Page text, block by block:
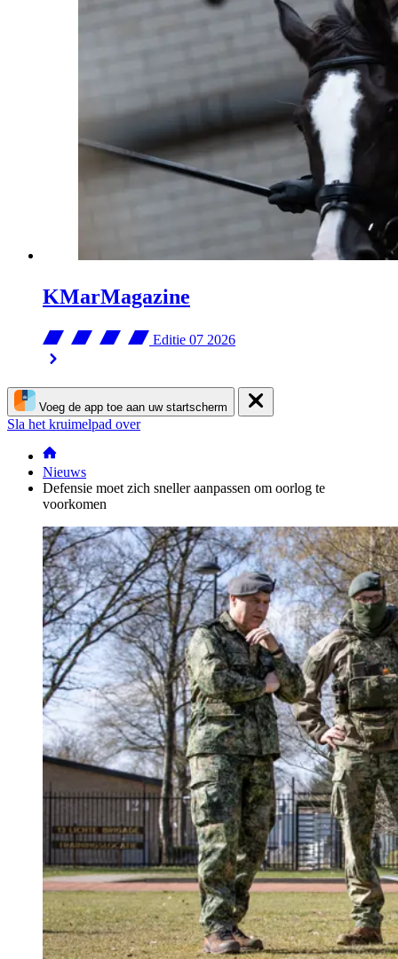
KMarMagazine
Editie 07 2026
Voeg de app toe aan uw startscherm
Sla het kruimelpad over
Nieuws
Defensie moet zich sneller aanpassen om oorlog te
voorkomen